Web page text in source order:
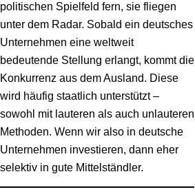
politischen Spielfeld fern, sie fliegen
unter dem Radar. Sobald ein deutsches
Unternehmen eine weltweit
bedeutende Stellung erlangt, kommt die
Konkurrenz aus dem Ausland. Diese
wird häufig staatlich unterstützt –
sowohl mit lauteren als auch unlauteren
Methoden. Wenn wir also in deutsche
Unternehmen investieren, dann eher
selektiv in gute Mittelständler.